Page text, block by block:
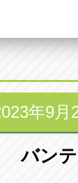
瀬戸市
ル一宮
一宮市
年9月
バン